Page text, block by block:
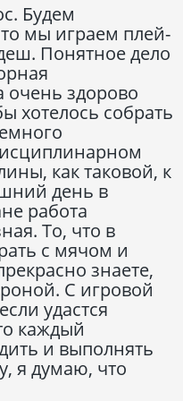
Будем
мы играем плей-
Понятное дело
очень здорово
хотелось собрать
как таковой, к
день в
работа
То, что в
с мячом и
знаете,
С игровой
удастся
каждый
и выполнять
я думаю, что